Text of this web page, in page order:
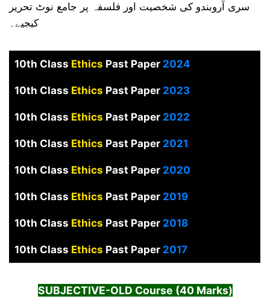
سری آروبندو کی شخصیت اور فلسفہ پر جامع نوٹ تحریر
کیجیے۔
10th Class Ethics Past Paper2024
10th Class Ethics Past Paper2023
10th Class Ethics Past Paper 2022
10th Class Ethics Past Paper 2021
10th Class Ethics Past Paper2020
10th Class Ethics Past Paper 2019
10th Class Ethics Past Paper2018
10th Class Ethics Past Paper2017
SUBJECTIVE-OLD Course (40 Marks)